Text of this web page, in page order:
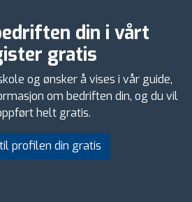
din i vårt
gratis
og ønsker å vises i vår guide,
om bedriften din, og du vil
helt gratis.
profilen din gratis